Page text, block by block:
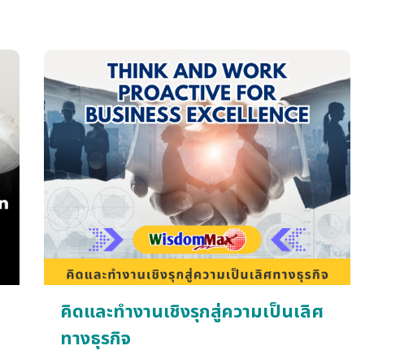
พัฒนาขึ้นมากจากวิธีการควบคุมคุณภาพก่อนหน้า วิธี
การของ Six Sigma จึงได้ถูกนำไปใช้ในแทบจะทุก
อุตสาหกรรมการผลิต ปัจจุบันหลักการควบคุมคุณภาพ
ด้วย Six Sigma ได้ถูกพัฒนาให้นำไปใช้ใน
อุตสาหกรรมอื่น ๆ นอกจากอุตสาหกรรมการผลิต และ
เมื่อรวมกับหลักการของ LEAN Enterprise หลักการ
ของ Six Sigma จึงกระจายไปสู่อุตสาหกรรมบริการ
สาธารณสุข การเงิน หรือแม้กระทั่งหน่วยงานราชการ
ต่าง ๆ อย่างไรก็ตาม การจะใช้ Six Sigma ได้อย่างถูก
ต้อง จำเป็นต้องได้รับการศึกษาค้นคว้าอย่างจริงจัง
คิดและทำงานเชิงรุกสู่ความเป็นเลิศ
ทางธุรกิจ